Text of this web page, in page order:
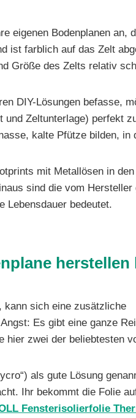
eigenen Bodenplanen
ist farblich auf das Zelt
Größe des Zelts relativ
DIY-Lösungen befasse,
und Zeltunterlage) perfekt
kalte Pfütze bilden,
mit Metallösen in
sind die vom
Lebensdauer bedeutet.
herstellen
kann sich eine zusätzliche
Es gibt eine ganze
hier zwei der beliebtesten
als gute Lösung
Ihr bekommt die Folie
Fensterisolierfolie